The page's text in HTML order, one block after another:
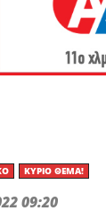
ΚΎΡΙΟ ΘΈΜΑ!
09:20